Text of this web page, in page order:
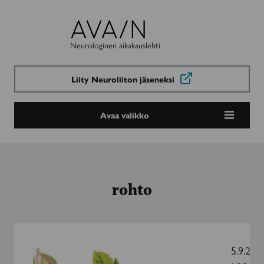
Avain-
lehti
Neurologinen aikakauslehti
Liity Neuroliiton jäseneksi
Avaa valikko
rohto
puutarha